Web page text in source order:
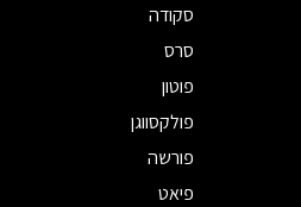
סקודה
סרס
פוטון
פולקסווגן
פורשה
פיאט